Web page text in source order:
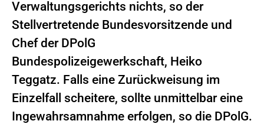
Verwaltungsgerichts nichts, so der
Stellvertretende Bundesvorsitzende und
Chef der DPolG
Bundespolizeigewerkschaft, Heiko
Teggatz. Falls eine Zurückweisung im
Einzelfall scheitere, sollte unmittelbar eine
Ingewahrsamnahme erfolgen, so die DPolG.